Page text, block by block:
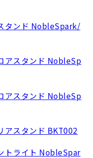
タンド NobleSpark/
アスタンド NobleSp
アスタンド NobleSp
スタンド BKT002
トライト NobleSpar